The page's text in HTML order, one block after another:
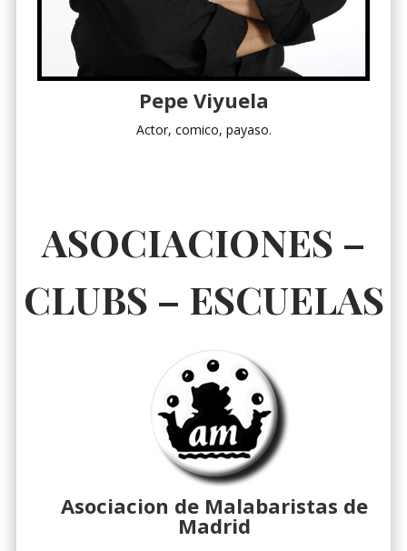
Pepe Viyuela
Actor, comico, payaso.
ASOCIACIONES –
CLUBS – ESCUELAS
Asociacion de Malabaristas de
Madrid